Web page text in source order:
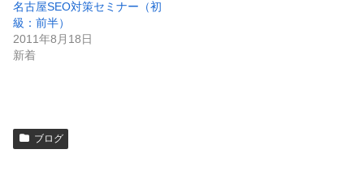
名古屋SEO対策セミナー（初
級：前半）
2011年8月18日
新着
ブログ